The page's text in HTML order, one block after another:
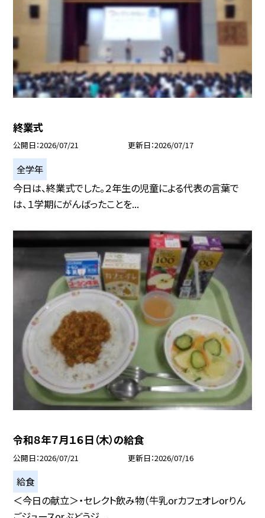
終業式
公開日 2026/07/21 更新日 2026/07/17
全学年
今日は、終業式でした。２年生の児童による代表の言葉で
は、１学期にがんばったことを...
令和８年７月１６日（木）の給食
公開日 2026/07/21 更新日 2026/07/16
給食
＜今日の献立＞・セレクト飲み物（牛乳orカフェオレorりん